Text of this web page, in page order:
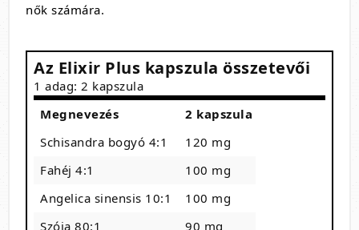
nők számára.
Az Elixir Plus kapszula összetevői
1 adag: 2 kapszula
Megnevezés
2 kapszula
Schisandra bogyó 4:1
120 mg
Fahéj 4:1
100 mg
Angelica sinensis 10:1
100 mg
Szója 80:1
90 mg